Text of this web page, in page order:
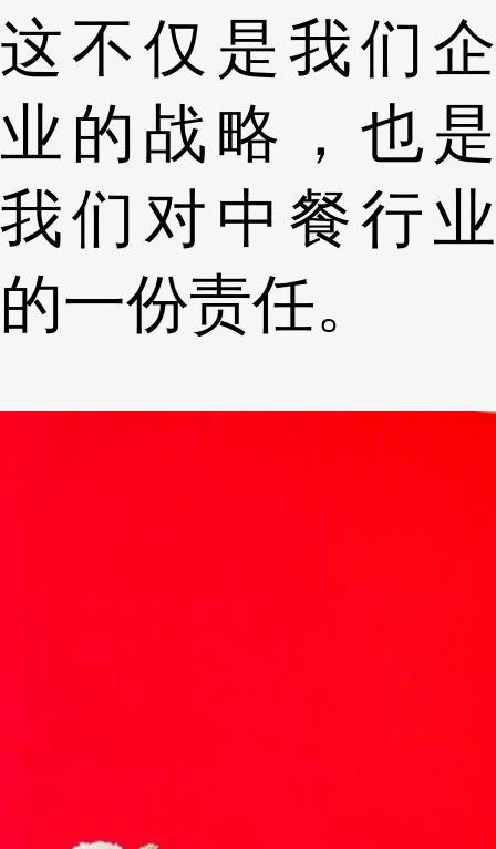
这不仅是我们企
业的战略，也是
我们对中餐行业
的一份责任。